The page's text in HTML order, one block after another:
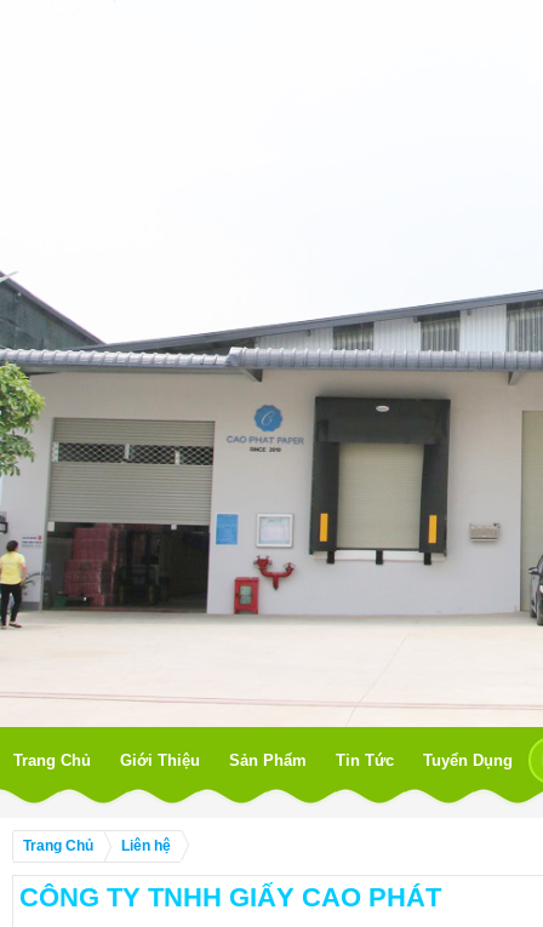
Trang Chủ Giới Thiệu Sản Phẩm Tin Tức Tuyển Dụng
Trang Chủ Liên hệ
CÔNG TY TNHH GIẤY CAO PHÁT